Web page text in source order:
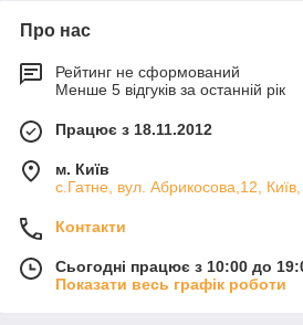
Про нас
Рейтинг не сформований
Менше 5 відгуків за останній рік
Працює з 18.11.2012
м. Київ
с.Гатне, вул. Абрикосова,12, Київ,
Контакти
Сьогодні працює з 10:00 до
Показати весь графік роботи